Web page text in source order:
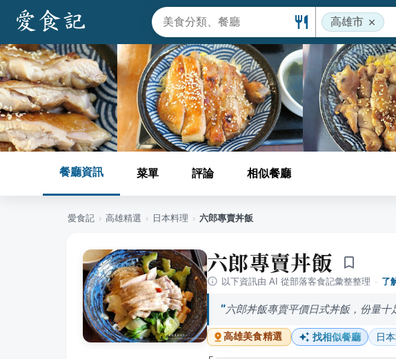
高雄市
餐廳資訊 菜單 評論 相似餐廳
愛食記 › 高雄精選 › 日本料理 › 六郎專賣丼飯
六郎專賣丼飯
以下資訊由 AI 從部落客食記彙整整理 · 了
六郎丼飯專賣平價日式丼飯，份量十
高雄美食精選 找相似餐廳 日